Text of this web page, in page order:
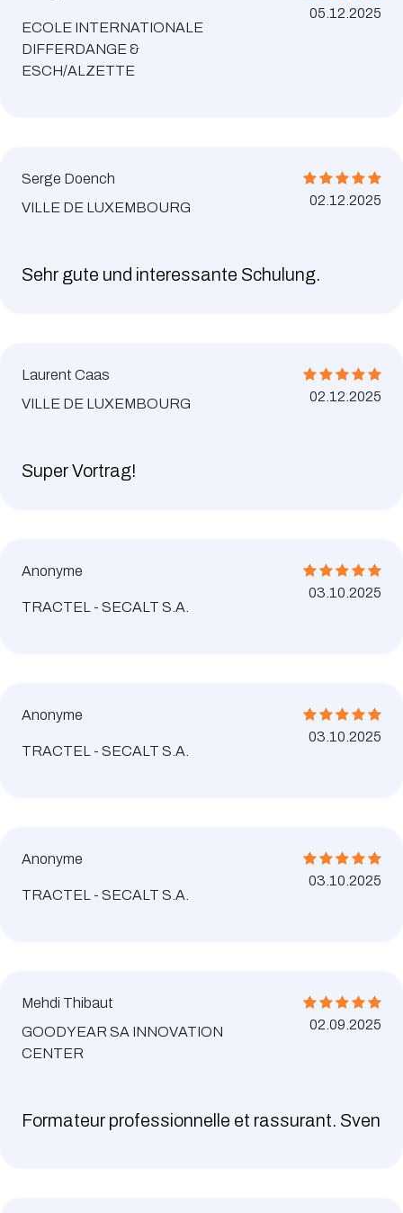
ECOLE INTERNATIONALE
DIFFERDANGE &
ESCH/ALZETTE
05.12.2025
Serge Doench
VILLE DE LUXEMBOURG
02.12.2025
Sehr gute und interessante Schulung.
Laurent Caas
VILLE DE LUXEMBOURG
02.12.2025
Super Vortrag!
Anonyme
TRACTEL - SECALT S.A.
03.10.2025
Anonyme
TRACTEL - SECALT S.A.
03.10.2025
Anonyme
TRACTEL - SECALT S.A.
03.10.2025
Mehdi Thibaut
GOODYEAR SA INNOVATION
CENTER
02.09.2025
Formateur professionnelle et rassurant. Sven